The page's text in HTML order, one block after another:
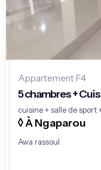
Appartement F4
5 chambres +
cuisine + salle de sport
◊ À Ngaparou
Awa rassoul